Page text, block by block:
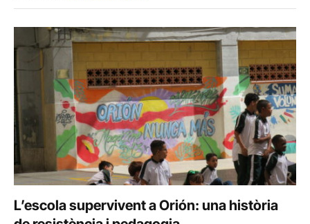
L’escola supervivent a Orión: una història